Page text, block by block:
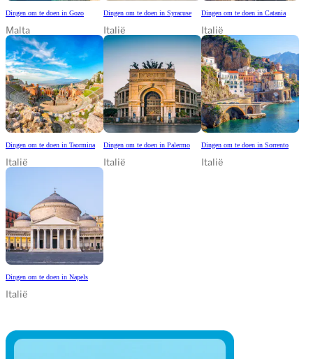
Dingen om te doen in Gozo
Malta
Dingen om te doen in Syracuse
Italië
Dingen om te doen in Catania
Italië
Dingen om te doen in Taormina
Italië
Dingen om te doen in Palermo
Italië
Dingen om te doen in Sorrento
Italië
Dingen om te doen in Napels
Italië